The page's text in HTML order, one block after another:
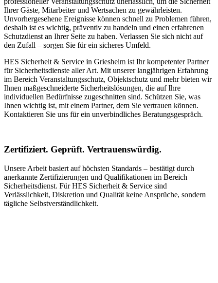
Ihrer Gäste, Mitarbeiter und Wertsachen zu gewährleisten.
Unvorhergesehene Ereignisse können schnell zu Problemen führen,
deshalb ist es wichtig, präventiv zu handeln und einen erfahrenen
Schutzdienst an Ihrer Seite zu haben. Verlassen Sie sich nicht auf
den Zufall – sorgen Sie für ein sicheres Umfeld.
HES Sicherheit & Service in Griesheim ist Ihr kompetenter Partner
für Sicherheitsdienste aller Art. Mit unserer langjährigen Erfahrung
im Bereich Veranstaltungsschutz, Objektschutz und mehr bieten wir
Ihnen maßgeschneiderte Sicherheitslösungen, die auf Ihre
individuellen Bedürfnisse zugeschnitten sind. Schützen Sie, was
Ihnen wichtig ist, mit einem Partner, dem Sie vertrauen können.
Kontaktieren Sie uns für ein unverbindliches Beratungsgespräch.
Zertifiziert. Geprüft. Vertrauenswürdig.
Unsere Arbeit basiert auf höchsten Standards – bestätigt durch
anerkannte Zertifizierungen und Qualifikationen im Bereich
Sicherheitsdienst. Für HES Sicherheit & Service sind
Verlässlichkeit, Diskretion und Qualität keine Ansprüche, sondern
tägliche Selbstverständlichkeit.